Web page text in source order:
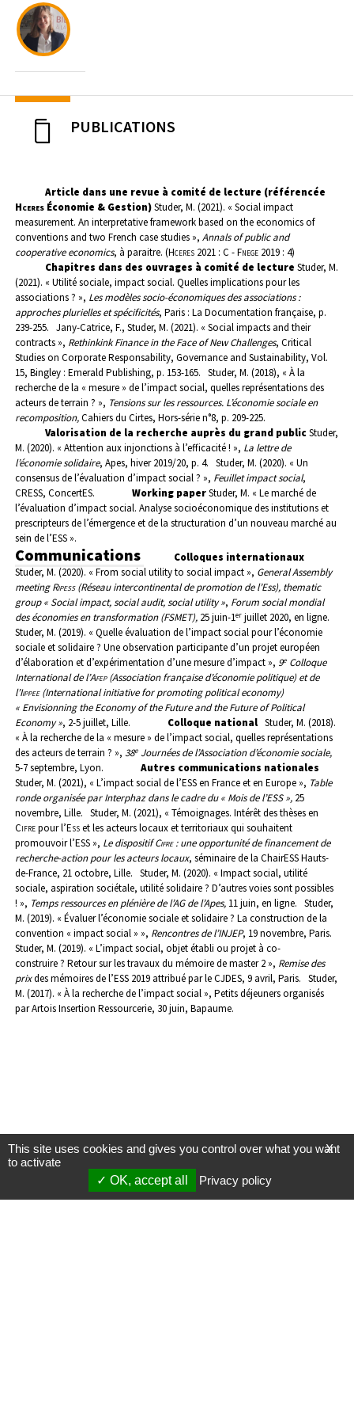
PUBLICATIONS
Article dans une revue à comité de lecture (référencée
Hceres Économie & Gestion)Studer, M. (2021). « Social impact
measurement. An interpretative framework based on the economics of
conventions and two French case studies », Annals of public and
cooperative economics, à paraitre. (Hceres 2021 : C - Fnege 2019 : 4)
Chapitres dans des ouvrages à comité de lecture Studer, M.
(2021). « Utilité sociale, impact social. Quelles implications pour les
associations ? », Les modèles socio-économiques des associations :
approches plurielles et spécificités, Paris : La Documentation française, p.
239-255. Jany-Catrice, F., Studer, M. (2021). « Social impacts and their
contracts », Rethinkink Finance in the Face of New Challenges, Critical
Studies on Corporate Responsability, Governance and Sustainability, Vol.
15, Bingley : Emerald Publishing, p. 153-165. Studer, M. (2018), « À la
recherche de la « mesure » de l’impact social, quelles représentations des
acteurs de terrain ? », Tensions sur les ressources. L’économie sociale en
recomposition,Cahiers du Cirtes, Hors-série n°8, p. 209-225.
Valorisation de la recherche auprès du grand publicStuder,
M. (2020). « Attention aux injonctions à l’efficacité ! », La lettre de
l’économie solidaire, Apes, hiver 2019/20, p. 4. Studer, M. (2020). « Un
consensus de l’évaluation d’impact social ? », Feuillet impact social,
CRESS, ConcertES.
Working paperStuder, M. « Le marché de
l’évaluation d’impact social. Analyse socioéconomique des institutions et
prescripteurs de l’émergence et de la structuration d’un nouveau marché au
sein de l’ESS ».
Communications
Colloques internationaux
Studer, M. (2020). « From social utility to social impact », General Assembly
meetingRipess (Réseau intercontinental de promotion de l’Ess), thematic
group « Social impact, social audit, social utility », Forum social mondial
des économies en transformation (FSMET), 25 juin-1er juillet 2020, en ligne.
Studer, M. (2019). « Quelle évaluation de l’impact social pour l’économie
sociale et solidaire ? Une observation participante d’un projet européen
d’élaboration et d’expérimentation d’une mesure d’impact », 9e Colloque
International de l’Afep(Association française d’économie politique) et de
l’Iippee(International initiative for promoting political economy)
« Envisionning the Economy of the Future and the Future of Political
Economy », 2-5 juillet, Lille. Colloque national Studer, M. (2018).
« À la recherche de la « mesure » de l’impact social, quelles représentations
des acteurs de terrain ? », 38e Journées de l’Association d’économie sociale,
5-7 septembre, Lyon.
Autres communications nationales
Studer, M. (2021), « L’impact social de l’ESS en France et en Europe », Table
ronde organisée par Interphaz dans le cadre du « Mois de l’ESS », 25
novembre, Lille. Studer, M. (2021), « Témoignages. Intérêt des thèses en
Cifrepour l’Esset les acteurs locaux et territoriaux qui souhaitent
promouvoir l’ESS », Le dispositifCifre: une opportunité de financement de
recherche-action pour les acteurs locaux, séminaire de la ChairESS Hauts-
de-France, 21 octobre, Lille. Studer, M. (2020). « Impact social, utilité
sociale, aspiration sociétale, utilité solidaire ? D’autres voies sont possibles
! », Temps ressources en plénière de l’AG de l’Apes, 11 juin, en ligne. Studer,
M. (2019). « Évaluer l’économie sociale et solidaire ? La construction de la
convention « impact social » », Rencontres de l’INJEP, 19 novembre, Paris.
Studer, M. (2019). « L’impact social, objet établi ou projet à co-
construire ? Retour sur les travaux du mémoire de master 2 », Remise des
prixdes mémoires de l’ESS 2019 attribué par le CJDES, 9 avril, Paris. Studer,
M. (2017). « À la recherche de l’impact social », Petits déjeuners organisés
par Artois Insertion Ressourcerie, 30 juin, Bapaume.
X
This site uses cookies and gives you control over what you want
to activate
OK, accept all
Privacy policy